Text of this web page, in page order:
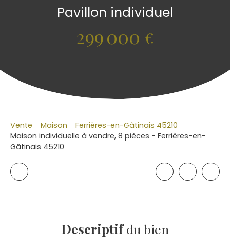
Pavillon individuel
299 000 €
Vente Maison
Ferrières-en-Gâtinais 45210
Maison individuelle à vendre, 8 pièces - Ferrières-en-
Gâtinais 45210
Descriptifdu bien